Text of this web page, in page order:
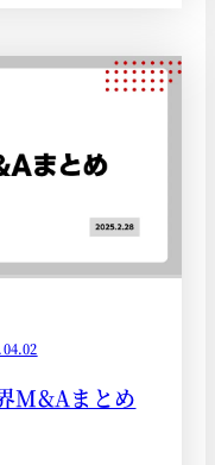
M&Aまとめ